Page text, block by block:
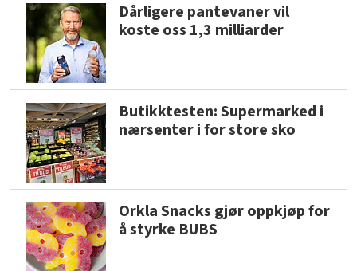
Dårligere pantevaner vil
koste oss 1,3 milliarder
Butikktesten: Supermarked i
nærsenter i for store sko
Orkla Snacks gjør oppkjøp for
å styrke BUBS